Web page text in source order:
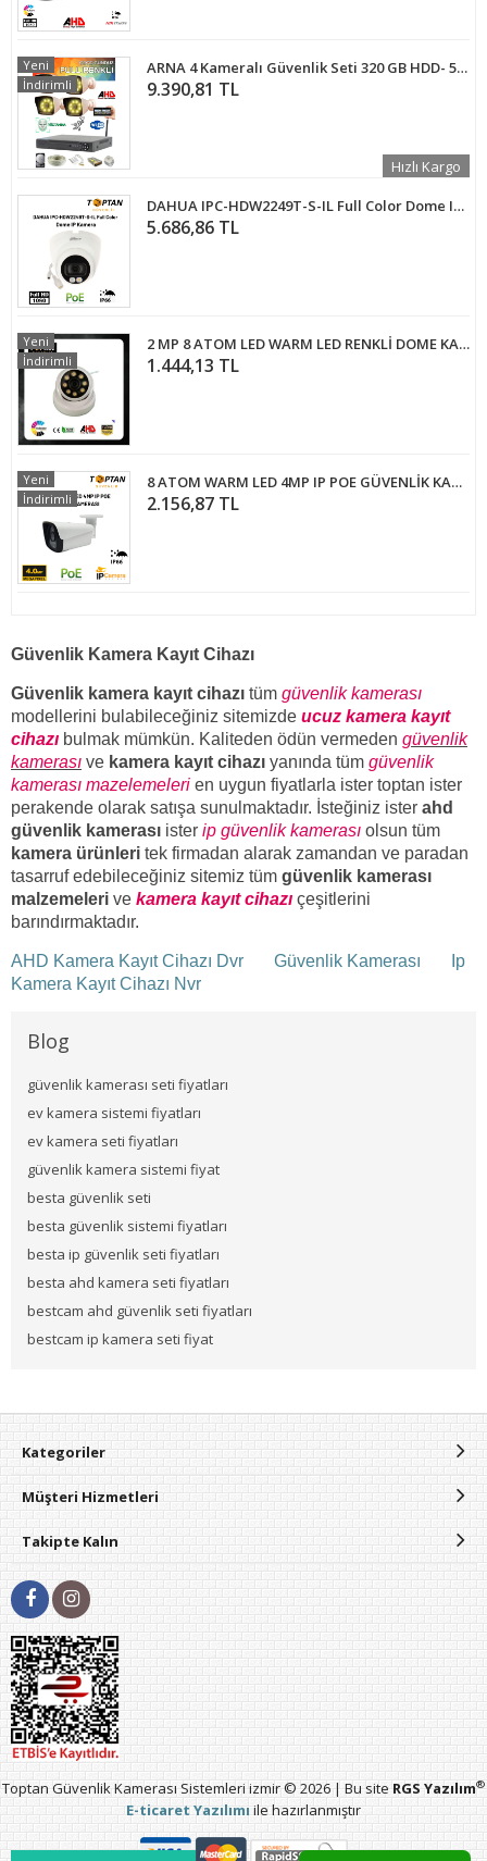
ARNA 4 Kameralı Güvenlik Seti 320 GB HDD- 5MP Sony Lensli Full Hd Gece Renkli Görüşlü Güvenlik Kamerası Sistemi - Cepten Izle
9.390,81 TL
Yeni
İndirimli
Hızlı Kargo
DAHUA IPC-HDW2249T-S-IL Full Color Dome IP Kamera
5.686,86 TL
2 MP 8 ATOM LED WARM LED RENKLİ DOME KAMERA ARNA-2228
1.444,13 TL
Yeni
İndirimli
8 ATOM WARM LED 4MP IP POE GÜVENLİK KAMERASI - 21408
2.156,87 TL
Yeni
İndirimli
Güvenlik Kamera Kayıt Cihazı
Güvenlik kamera kayıt cihazı tüm güvenlik kamerası
modellerini bulabileceğiniz sitemizde ucuz kamera kayıt
cihazı bulmak mümkün. Kaliteden ödün vermeden güvenlik
kamerası ve kamera kayıt cihazı yanında tüm güvenlik
kamerası mazelemeleri en uygun fiyatlarla ister toptan ister
perakende olarak satışa sunulmaktadır. İsteğiniz ister ahd
güvenlik kamerası ister ip güvenlik kamerası olsun tüm
kamera ürünleri tek firmadan alarak zamandan ve paradan
tasarruf edebileceğiniz sitemiz tüm güvenlik kamerası
malzemeleri ve kamera kayıt cihazı çeşitlerini
barındırmaktadır.
AHD Kamera Kayıt Cihazı Dvr Güvenlik Kamerası
Ip
Kamera Kayıt Cihazı Nvr
Blog
güvenlik kamerası seti fiyatları
ev kamera sistemi fiyatları
ev kamera seti fiyatları
güvenlik kamera sistemi fiyat
besta güvenlik seti
besta güvenlik sistemi fiyatları
besta ip güvenlik seti fiyatları
besta ahd kamera seti fiyatları
bestcam ahd güvenlik seti fiyatları
bestcam ip kamera seti fiyat
Kategoriler
Müşteri Hizmetleri
Takipte Kalın
Toptan Güvenlik Kamerası Sistemleri izmir © 2026 | Bu site RGS Yazılım®
E-ticaret Yazılımı ile hazırlanmıştır